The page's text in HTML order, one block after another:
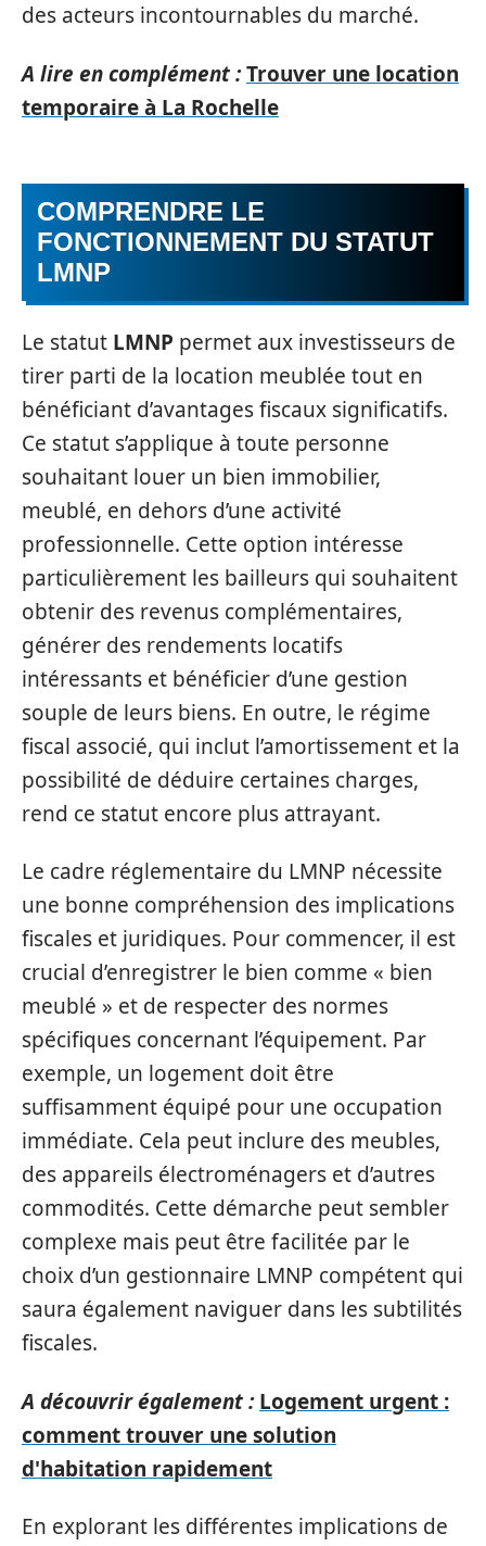
des acteurs incontournables du marché.
A lire en complément :Trouver une location
temporaire à La Rochelle
COMPRENDRE LE
FONCTIONNEMENT DU STATUT
LMNP
Le statut LMNP permet aux investisseurs de
tirer parti de la location meublée tout en
bénéficiant d’avantages fiscaux significatifs.
Ce statut s’applique à toute personne
souhaitant louer un bien immobilier,
meublé, en dehors d’une activité
professionnelle. Cette option intéresse
particulièrement les bailleurs qui souhaitent
obtenir des revenus complémentaires,
générer des rendements locatifs
intéressants et bénéficier d’une gestion
souple de leurs biens. En outre, le régime
fiscal associé, qui inclut l’amortissement et la
possibilité de déduire certaines charges,
rend ce statut encore plus attrayant.
Le cadre réglementaire du LMNP nécessite
une bonne compréhension des implications
fiscales et juridiques. Pour commencer, il est
crucial d’enregistrer le bien comme « bien
meublé » et de respecter des normes
spécifiques concernant l’équipement. Par
exemple, un logement doit être
suffisamment équipé pour une occupation
immédiate. Cela peut inclure des meubles,
des appareils électroménagers et d’autres
commodités. Cette démarche peut sembler
complexe mais peut être facilitée par le
choix d’un gestionnaire LMNP compétent qui
saura également naviguer dans les subtilités
fiscales.
A découvrir également : Logement urgent :
comment trouver une solution
d'habitation rapidement
En explorant les différentes implications de